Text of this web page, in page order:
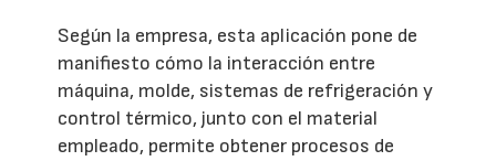
Según la empresa, esta aplicación pone de
manifiesto cómo la interacción entre
máquina, molde, sistemas de refrigeración y
control térmico, junto con el material
empleado, permite obtener procesos de